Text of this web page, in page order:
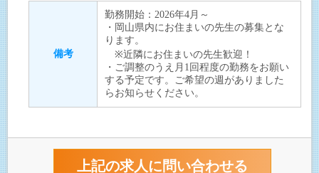
備考
勤務開始：2026年4月～
・岡山県内にお住まいの先生の募集とな
ります。
※近隣にお住まいの先生歓迎！
・ご調整のうえ月1回程度の勤務をお願い
する予定です。ご希望の週がありました
らお知らせください。